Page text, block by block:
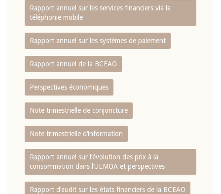
Rapport annuel sur les services financiers via la
téléphonie mobile
Rapport annuel sur les systèmes de paiement
Rapport annuel de la BCEAO
Perspectives économiques
Note trimestrielle de conjoncture
Note trimestrielle d‘information
Rapport annuel sur l‘évolution des prix à la
consommation dans l‘UEMOA et perspectives
Rapport d‘audit sur les états financiers de la BCEAO